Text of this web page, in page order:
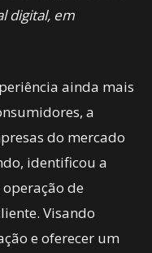
digital, em
ainda mais
a
do mercado
identificou a
de
Visando
e oferecer um